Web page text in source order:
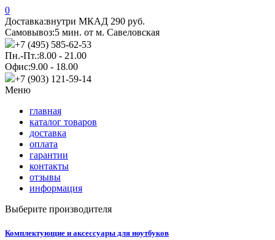
0
Доставка:внутри МКАД 290 руб.
Самовывоз:5 мин. от м. Савеловская
+7 (495) 585-62-53
Пн.-Пт.:8.00 - 21.00
Офис:9.00 - 18.00
+7 (903) 121-59-14
Меню
главная
каталог товаров
доставка
оплата
гарантии
контакты
отзывы
информация
Выберите производителя
Комплектующие и аксессуары для ноутбуков